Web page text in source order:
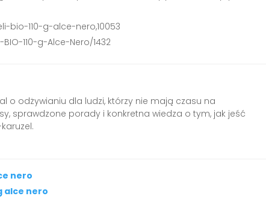
bio-110-g-alce-nero,10053
110-g-Alce-Nero/1432
o odżywianiu dla ludzi, którzy nie mają czasu na
sprawdzone porady i konkretna wiedza o tym, jak jeść
nero
alce nero